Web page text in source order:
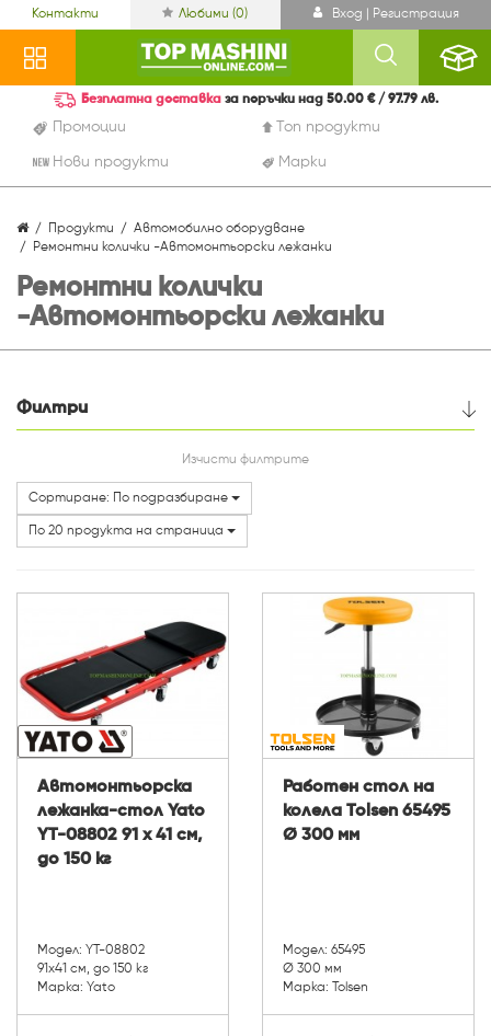
Контакти Любими (0) Вход | Регистрация
Промоции Топ продукти
Нови продукти Марки
Безплатна доставка за поръчки над 50.00 € / 97.79 лв.
Продукти
Автомобилно оборудване
Ремонтни колички -Автомонтьорски лежанки
Ремонтни колички
-Автомонтьорски лежанки
Филтри
Марки
Изчисти филтрите
Сортиране: По подразбиране
По 20 продукта на страница
Автомонтьорска
лежанка-стол Yato
YT-08802 91 х 41 см,
до 150 кг
Модел: YT-08802
91х41 см, до 150 кг
Марка: Yato
Работен стол на
колела Tolsen 65495
Ø 300 мм
Модел: 65495
Ø 300 мм
Марка: Tolsen